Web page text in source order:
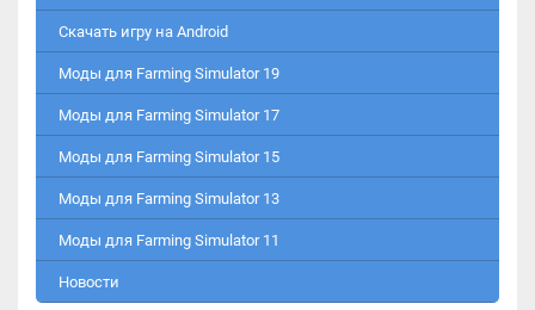
Скачать игру на Android
Моды для Farming Simulator 19
Моды для Farming Simulator 17
Моды для Farming Simulator 15
Моды для Farming Simulator 13
Моды для Farming Simulator 11
Новости